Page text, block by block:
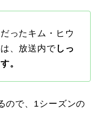
ったキム・ヒウ
、放送内でしっ
。
ので、1シーズンの